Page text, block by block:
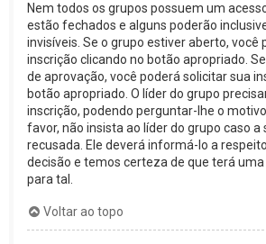
Nem todos os grupos possuem um
estão fechados e alguns poderão
invisíveis. Se o grupo estiver aberto, você
inscrição clicando no botão apropriado.
de aprovação, você poderá solicitar sua
botão apropriado. O líder do grupo
inscrição, podendo perguntar-lhe o
favor, não insista ao líder do grupo caso a
recusada. Ele deverá informá-lo a
decisão e temos certeza de que terá
para tal.
Voltar ao topo